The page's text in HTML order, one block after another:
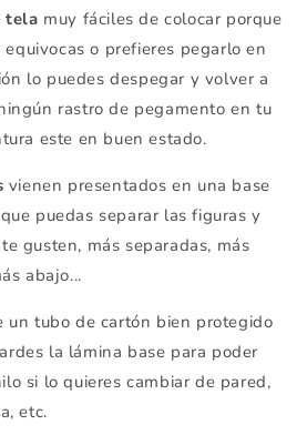
tela muy fáciles de colocar porque
o prefieres pegarlo en
lo puedes despegar y volver a
rastro de pegamento en tu
este en buen estado.
vienen presentados en una base
puedas separar las figuras y
gusten, más separadas, más
abajo...
un tubo de cartón bien protegido
la lámina base para poder
si lo quieres cambiar de pared,
etc.